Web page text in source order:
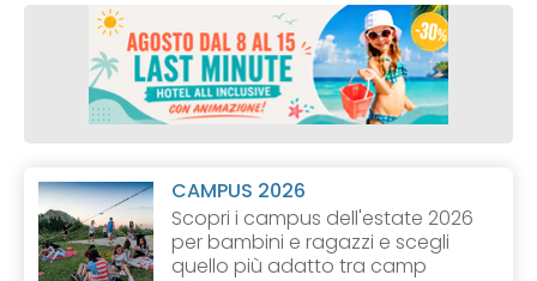
CAMPUS 2026
Scopri i campus dell'estate 2026
per bambini e ragazzi e scegli
quello più adatto tra camp